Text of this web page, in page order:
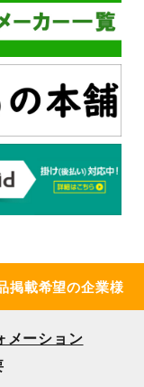
掲載希望の企業様
メーション